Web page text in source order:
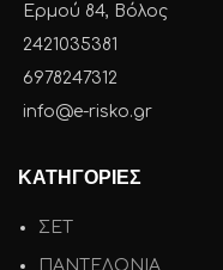
Ερμού 84, Βόλος
2421035381
6978247312
info@e-risko.gr
ΚΑΤΗΓΟΡΙΕΣ
ΣΕΤ
ΠΑΝΤΕΛΟΝΙΑ